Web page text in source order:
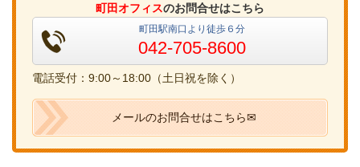
町田オフィスのお問合せはこちら
町田駅南口より徒歩６分
042-705-8600
電話受付：9:00～18:00（土日祝を除く）
メールのお問合せはこちら✉